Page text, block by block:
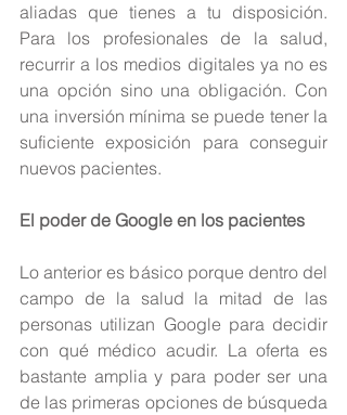
aliadas que tienes a tu disposición.
Para los profesionales de la salud,
recurrir a los medios digitales ya no es
una opción sino una obligación. Con
una inversión mínima se puede tener la
suficiente exposición para conseguir
nuevos pacientes.
El poder de Google en los pacientes
Lo anterior es básico porque dentro del
campo de la salud la mitad de las
personas utilizan Google para decidir
con qué médico acudir. La oferta es
bastante amplia y para poder ser una
de las primeras opciones de búsqueda